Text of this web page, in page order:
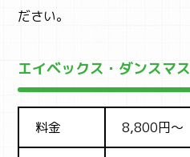
ださい。
エイベックス・ダンスマ
料金 8,800円～